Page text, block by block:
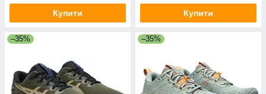
Купити Купити
–35% –35%